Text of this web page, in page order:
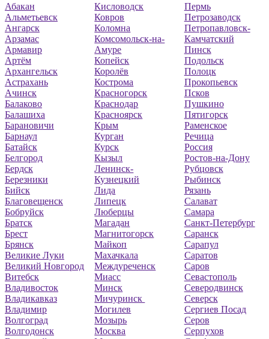
Абакан
Альметьевск
Ангарск
Арзамас
Армавир
Артём
Архангельск
Астрахань
Ачинск
Балаково
Балашиха
Барановичи
Барнаул
Батайск
Белгород
Бердск
Березники
Бийск
Благовещенск
Бобруйск
Братск
Брест
Брянск
Великие Луки
Великий Новгород
Витебск
Владивосток
Владикавказ
Владимир
Волгоград
Волгодонск
Кисловодск
Ковров
Коломна
Комсомольск-на-
Амуре
Копейск
Королёв
Кострома
Красногорск
Краснодар
Красноярск
Крым
Курган
Курск
Кызыл
Ленинск-
Кузнецкий
Лида
Липецк
Люберцы
Магадан
Магнитогорск
Майкоп
Махачкала
Междуреченск
Миасс
Минск
Мичуринск
Могилев
Мозырь
Москва
Пермь
Петрозаводск
Петропавловск-
Камчатский
Пинск
Подольск
Полоцк
Прокопьевск
Псков
Пушкино
Пятигорск
Раменское
Речица
Россия
Ростов-на-Дону
Рубцовск
Рыбинск
Рязань
Салават
Самара
Санкт-Петербург
Саранск
Сарапул
Саратов
Саров
Севастополь
Северодвинск
Северск
Сергиев Посад
Серов
Серпухов